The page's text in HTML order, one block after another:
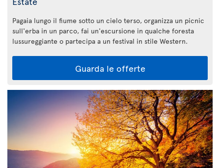
Pagaia lungo il fiume sotto un cielo terso, organizza un picnic
sull'erba in un parco, fai un'escursione in qualche foresta
lussureggiante o partecipa a un festival in stile Western.
Guarda le offerte